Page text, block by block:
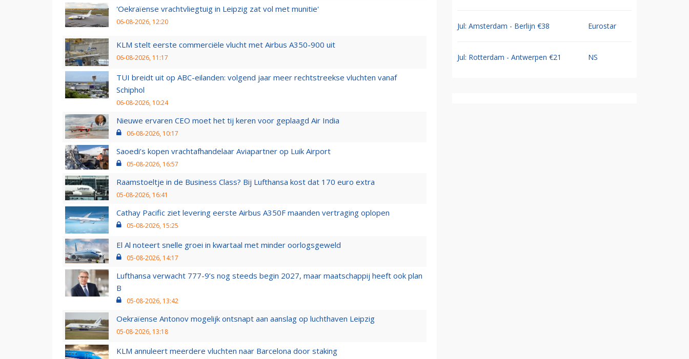
'Oekraïense vrachtvliegtuig in Leipzig zat vol met munitie'
06-08-2026, 12:20
KLM stelt eerste commerciële vlucht met Airbus A350-900 uit
06-08-2026, 11:17
TUI breidt uit op ABC-eilanden: volgend jaar meer rechtstreekse vluchten vanaf
Schiphol
06-08-2026, 10:24
Nieuwe ervaren CEO moet het tij keren voor geplaagd Air India
06-08-2026, 10:17
Saoedi’s kopen vrachtafhandelaar Aviapartner op Luik Airport
05-08-2026, 16:57
Raamstoeltje in de Business Class? Bij Lufthansa kost dat 170 euro extra
05-08-2026, 16:41
Cathay Pacific ziet levering eerste Airbus A350F maanden vertraging oplopen
05-08-2026, 15:25
El Al noteert snelle groei in kwartaal met minder oorlogsgeweld
05-08-2026, 14:17
Lufthansa verwacht 777-9’s nog steeds begin 2027, maar maatschappij heeft ook plan
B
05-08-2026, 13:42
Oekraïense Antonov mogelijk ontsnapt aan aanslag op luchthaven Leipzig
05-08-2026, 13:18
KLM annuleert meerdere vluchten naar Barcelona door staking
Jul: Amsterdam - Berlijn €38 Eurostar
Jul: Rotterdam - Antwerpen €21 NS